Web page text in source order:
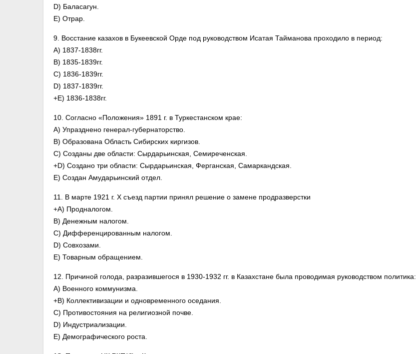
D) Баласагун.
E) Отрар.
9. Восстание казахов в Букеевской Орде под руководством Исатая Тайманова проходило в период:
A) 1837-1838гг.
B) 1835-1839гг.
C) 1836-1839гг.
D) 1837-1839гг.
+E) 1836-1838гг.
10. Согласно «Положения» 1891 г. в Туркестанском крае:
A) Упразднено генерал-губернаторство.
B) Образована Область Сибирских киргизов.
C) Созданы две области: Сырдарьинская, Семиреченская.
+D) Создано три области: Сырдарьинская, Ферганская, Самаркандская.
E) Создан Амударьинский отдел.
11. В марте 1921 г. X съезд партии принял решение о замене продразверстки
+A) Продналогом.
B) Денежным налогом.
C) Дифференцированным налогом.
D) Совхозами.
E) Товарным обращением.
12. Причиной голода, разразившегося в 1930-1932 гг. в Казахстане была проводимая руководством политика:
A) Военного коммунизма.
+B) Коллективизации и одновременного оседания.
C) Противостояния на религиозной почве.
D) Индустриализации.
E) Демографического роста.